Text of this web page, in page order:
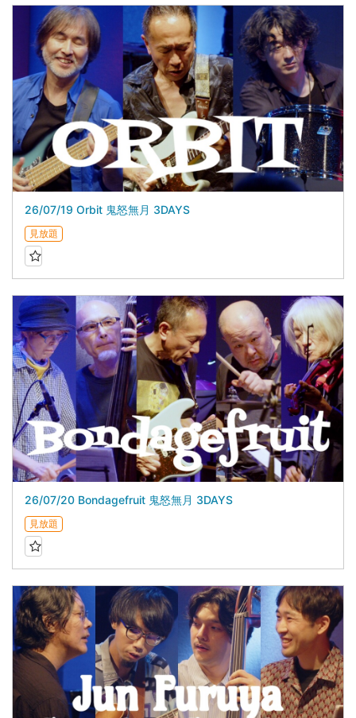
26/07/19 Orbit 鬼怒無月 3DAYS
見放題
26/07/20 Bondagefruit 鬼怒無月 3DAYS
見放題